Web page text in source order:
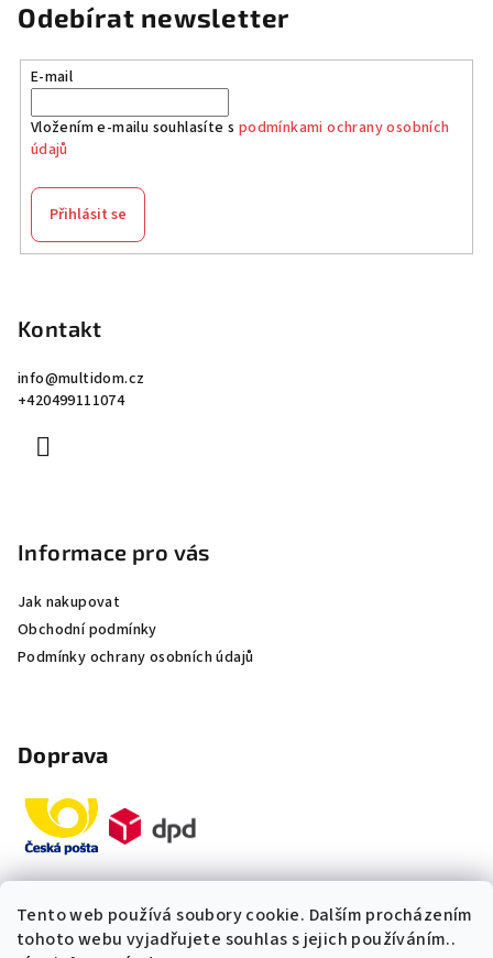
Tento web používá soubory cookie. Dalším procházením
tohoto webu vyjadřujete souhlas s jejich používáním..
Odebírat newsletter
E-mail
Vložením e-mailu souhlasíte s podmínkami ochrany osobních
údajů
Přihlásit se
Kontakt
info@multidom.cz
+420499111074
Informace pro vás
Jak nakupovat
Obchodní podmínky
Podmínky ochrany osobních údajů
Doprava
Platby